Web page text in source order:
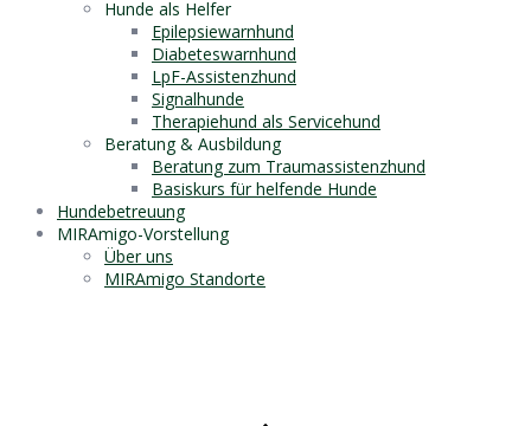
Hunde als Helfer
Epilepsiewarnhund
Diabeteswarnhund
LpF-Assistenzhund
Signalhunde
Therapiehund als Servicehund
Beratung & Ausbildung
Beratung zum Traumassistenzhund
Basiskurs für helfende Hunde
Hundebetreuung
MIRAmigo-Vorstellung
Über uns
MIRAmigo Standorte